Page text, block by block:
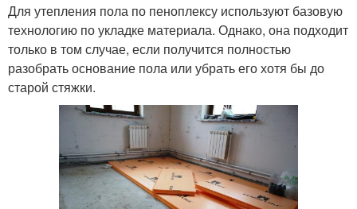
Для утепления пола по пеноплексу используют базовую
технологию по укладке материала. Однако, она подходит
только в том случае, если получится полностью
разобрать основание пола или убрать его хотя бы до
старой стяжки.